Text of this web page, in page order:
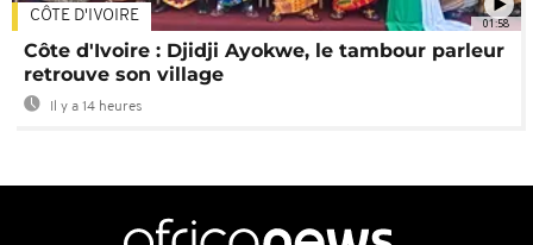
01:58
CÔTE D'IVOIRE
Côte d'Ivoire : Djidji Ayokwe, le tambour parleur
retrouve son village
Il y a 14 heures